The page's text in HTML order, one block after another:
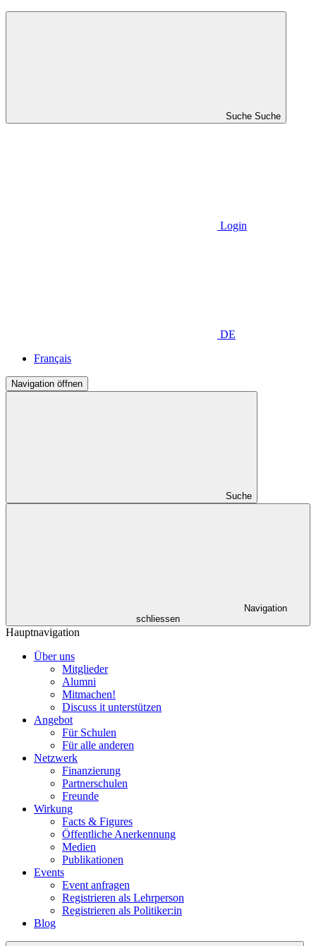
Suche Suche
Login
DE
Français
Navigation öffnen
Suche
Navigation
schliessen
Hauptnavigation
Über uns
Mitglieder
Alumni
Mitmachen!
Discuss it unterstützen
Angebot
Für Schulen
Für alle anderen
Netzwerk
Finanzierung
Partnerschulen
Freunde
Wirkung
Facts & Figures
Öffentliche Anerkennung
Medien
Publikationen
Events
Event anfragen
Registrieren als Lehrperson
Registrieren als Politiker:in
Blog